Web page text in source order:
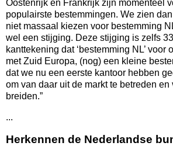
Oostenrijk en Frankrijk zijn momenteel
populairste bestemmingen. We zien
niet massaal kiezen voor bestemming
wel een stijging. Deze stijging is zelfs
kanttekening dat ‘bestemming NL’ voor
met Zuid Europa, (nog) een kleine
dat we nu een eerste kantoor hebben
om van daar uit de markt te betreden en
breiden.”
...
Herkennen de Nederlandse